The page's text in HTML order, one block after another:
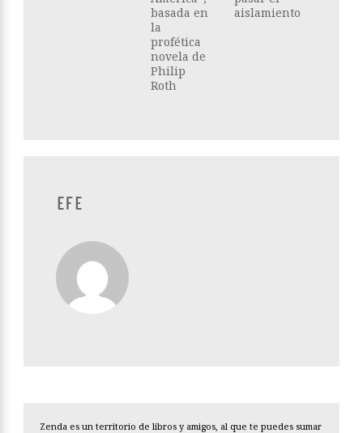
basada en
la
profética
novela de
Philip
Roth
aislamiento
EFE
Zenda es un territorio de libros y amigos, al que te puedes sumar